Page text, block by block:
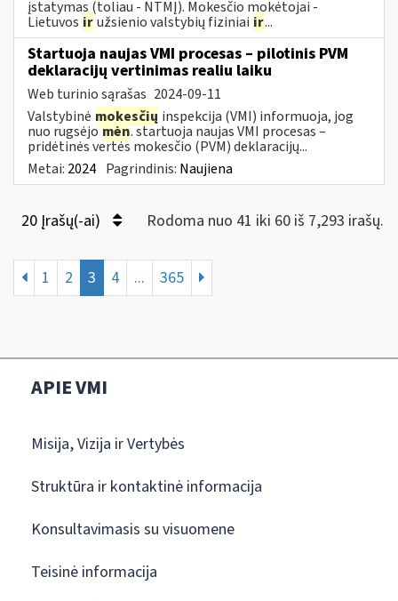
įstatymas (toliau - NTMĮ). Mokesčio mokėtojai -
Lietuvos iružsienio valstybių fiziniai ir...
Startuoja naujas VMI procesas – pilotinis PVM
deklaracijų vertinimas realiu laiku
Web turinio sąrašas 2024-09-11
Valstybinė mokesčių inspekcija (VMI) informuoja, jog
nuo rugsėjomėn. startuoja naujas VMI procesas –
pridėtinės vertės mokesčio (PVM) deklaracijų...
Metai: 2024 Pagrindinis: Naujiena
20 Įrašų(-ai) Rodoma nuo 41 iki 60 iš 7,293 irašų.
1 2 3 4 ... 365
APIE VMI
Misija, Vizija ir Vertybės
Struktūra ir kontaktinė informacija
Konsultavimasis su visuomene
Teisinė informacija